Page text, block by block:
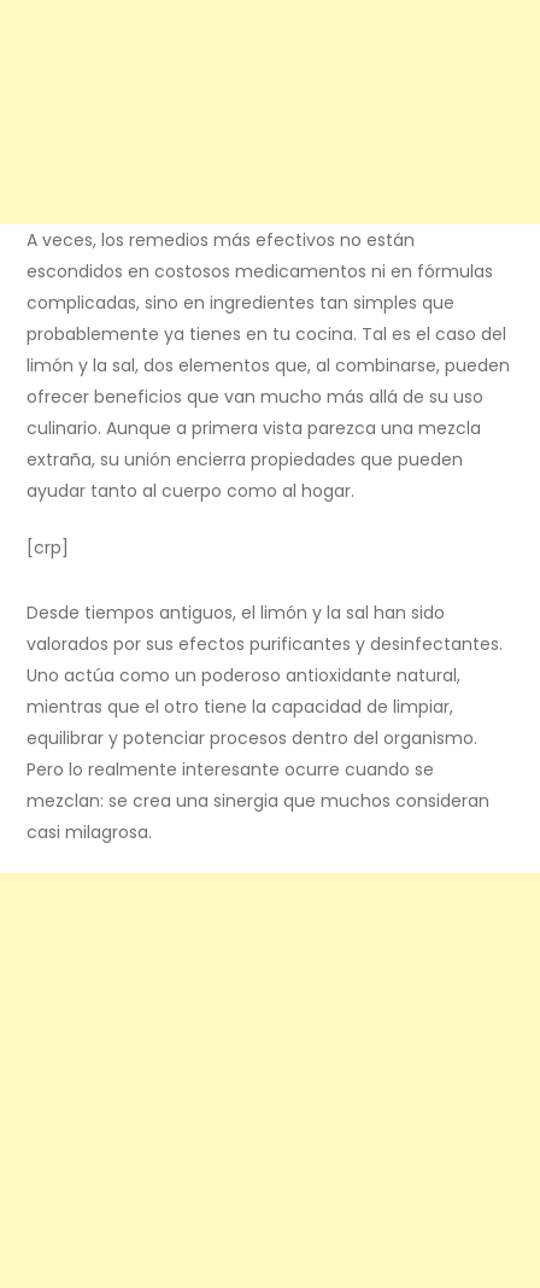
A veces, los remedios más efectivos no están
escondidos en costosos medicamentos ni en fórmulas
complicadas, sino en ingredientes tan simples que
probablemente ya tienes en tu cocina. Tal es el caso del
limón y la sal, dos elementos que, al combinarse, pueden
ofrecer beneficios que van mucho más allá de su uso
culinario. Aunque a primera vista parezca una mezcla
extraña, su unión encierra propiedades que pueden
ayudar tanto al cuerpo como al hogar.
[crp]
Desde tiempos antiguos, el limón y la sal han sido
valorados por sus efectos purificantes y desinfectantes.
Uno actúa como un poderoso antioxidante natural,
mientras que el otro tiene la capacidad de limpiar,
equilibrar y potenciar procesos dentro del organismo.
Pero lo realmente interesante ocurre cuando se
mezclan: se crea una sinergia que muchos consideran
casi milagrosa.